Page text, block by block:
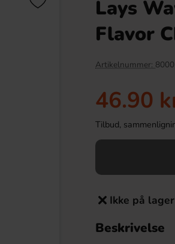
Heading
Dave & Jons Dadler Sjokoladeball
34.90 kr
Lays
Flavor
Artikelnummer:
46.90
Tilbud,
Ikke på lager
Beskrivelse